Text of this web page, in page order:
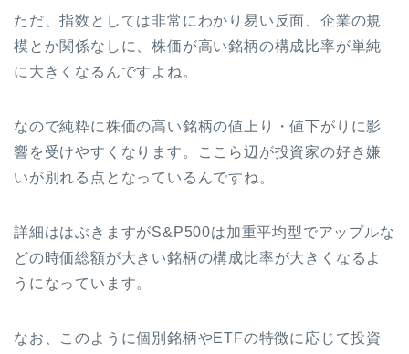
ただ、指数としては非常にわかり易い反面、企業の規
模とか関係なしに、株価が高い銘柄の構成比率が単純
に大きくなるんですよね。
なので純粋に株価の高い銘柄の値上り・値下がりに影
響を受けやすくなります。ここら辺が投資家の好き嫌
いが別れる点となっているんですね。
詳細ははぶきますがS&P500は加重平均型でアップルな
どの時価総額が大きい銘柄の構成比率が大きくなるよ
うになっています。
なお、このように個別銘柄やETFの特徴に応じて投資